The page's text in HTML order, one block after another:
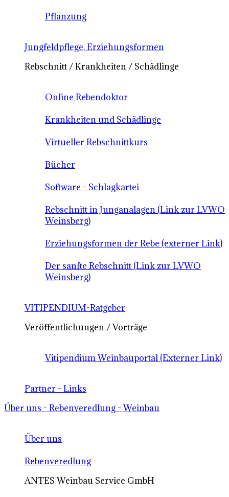
Pflanzung
Jungfeldpflege, Erziehungsformen
Rebschnitt / Krankheiten / Schädlinge
Online Rebendoktor
Krankheiten und Schädlinge
Virtueller Rebschnittkurs
Bücher
Software - Schlagkartei
Rebschnitt in Junganalagen (Link zur LVWO
Weinsberg)
Erziehungsformen der Rebe (externer Link)
Der sanfte Rebschnitt (Link zur LVWO
Weinsberg)
VITIPENDIUM-Ratgeber
Veröffentlichungen / Vorträge
Vitipendium Weinbauportal (Externer Link)
Partner - Links
Über uns - Rebenveredlung - Weinbau
Über uns
Rebenveredlung
ANTES Weinbau Service GmbH